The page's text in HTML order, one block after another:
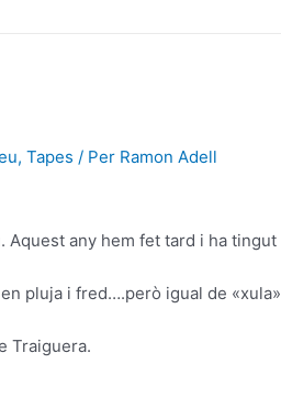
, Tapes / Per Ramon Adell
Aquest any hem fet tard i ha tingut
pluja i fred….però igual de «xula»
Traiguera.